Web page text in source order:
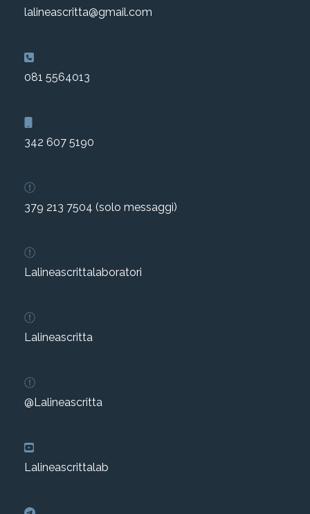
lalineascritta@gmail.com
081 5564013
342 607 5190
379 213 7504 (solo messaggi)
Lalineascrittalaboratori
Lalineascritta
@Lalineascritta
Lalineascrittalab